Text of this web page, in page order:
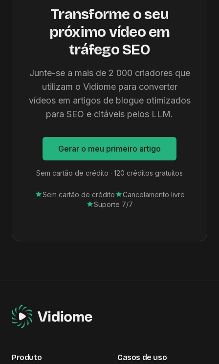
Transforme o seu
próximo vídeo em
tráfego SEO
Junte-se a mais de 2 000 criadores que
utilizam o Vidiome para converter
vídeos em artigos de blogue otimizados
para SEO e citáveis pelos LLM.
Gerar o meu primeiro artigo
Sem cartão de crédito · 120 créditos gratuitos
Sem cartão de crédito
Cancelamento livre
Suporte 7/7
Produto Casos de uso